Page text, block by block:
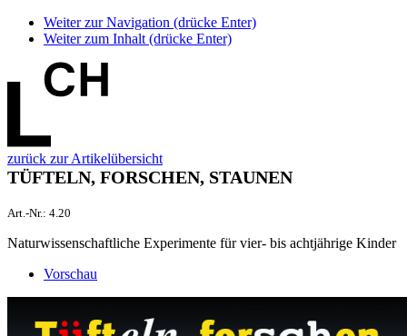
Weiter zur Navigation (drücke Enter)
Weiter zum Inhalt (drücke Enter)
zurück zur Artikelübersicht
TÜFTELN, FORSCHEN, STAUNEN
Art.-Nr.: 4.20
Naturwissenschaftliche Experimente für vier- bis achtjährige Kinder
Vorschau